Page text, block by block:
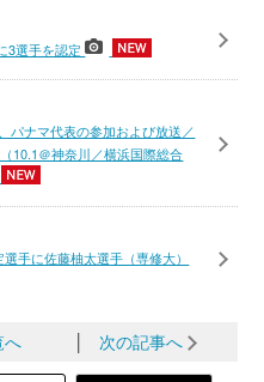
3選手を認定
パナマ代表の参加および放送／
10.1＠神奈川／横浜国際総合
手に佐藤柚太選手（専修大）
へ 次の記事へ